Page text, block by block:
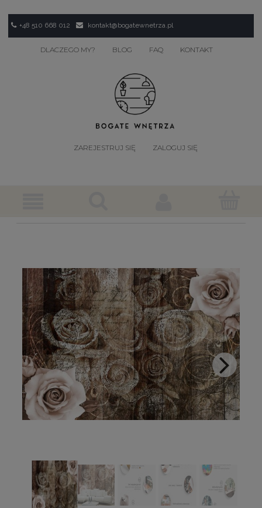
+48 510 668 012 kontakt@bogatewnetrza.pl
DLACZEGO MY? BLOG FAQ KONTAKT
ZAREJESTRUJ SIĘ ZALOGUJ SIĘ